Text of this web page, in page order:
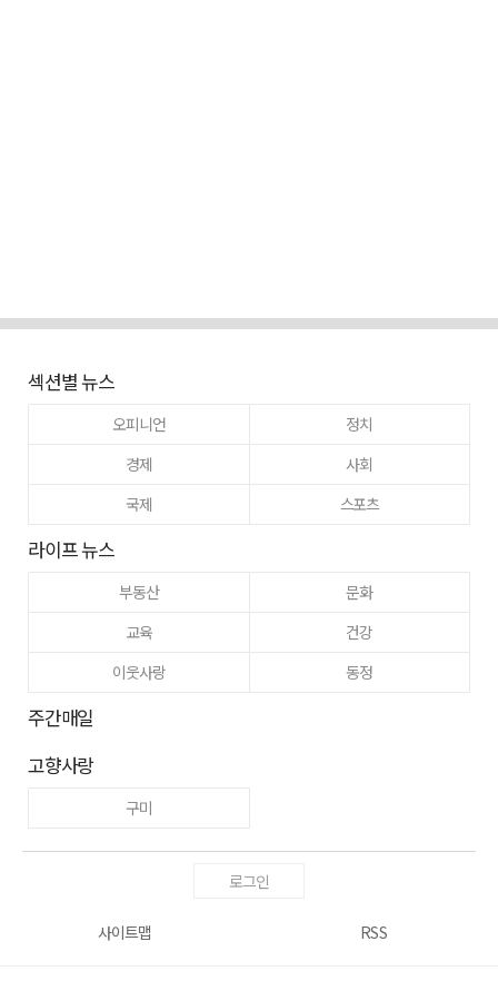
섹션별 뉴스
오피니언
정치
경제
사회
국제
스포츠
라이프 뉴스
부동산
문화
교육
건강
이웃사랑
동정
주간매일
고향사랑
구미
로그인
사이트맵 RSS